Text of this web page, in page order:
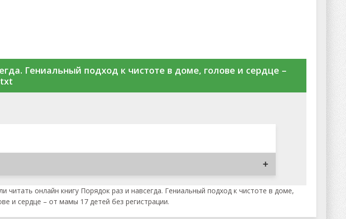
Гениальный подход к чистоте в доме, голове и сердце –
читать онлайн книгу Порядок раз и навсегда. Гениальный подход к чистоте в доме,
и сердце – от мамы 17 детей без регистрации.